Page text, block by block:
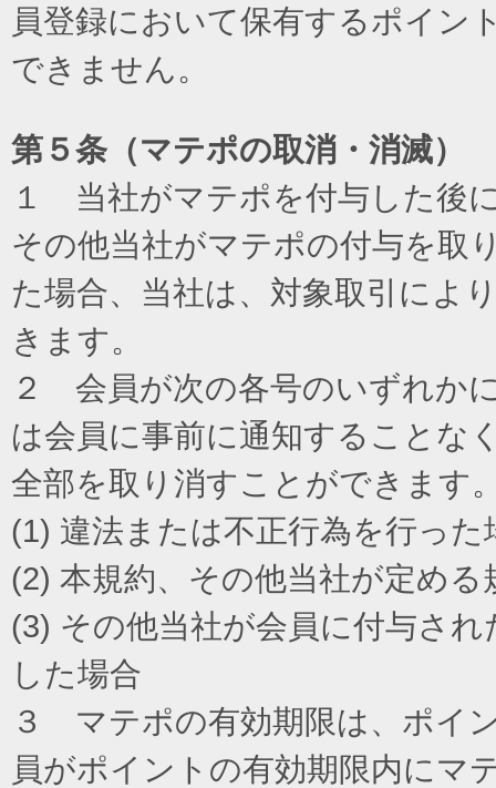
員登録において保有するポイン
できません。
第５条（マテポの取消・消滅）
１ 当社がマテポを付与した後
その他当社がマテポの付与を取
た場合、当社は、対象取引によ
きます。
２ 会員が次の各号のいずれか
は会員に事前に通知することな
全部を取り消すことができます
(1) 違法または不正行為を行った
(2) 本規約、その他当社が定め
(3) その他当社が会員に付与さ
した場合
３ マテポの有効期限は、ポイ
員がポイントの有効期限内にマ